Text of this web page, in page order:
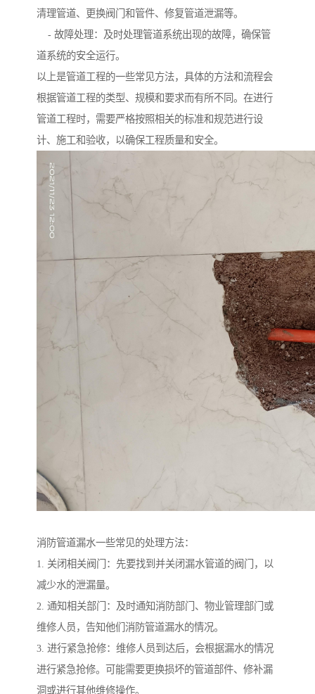
清理管道、更换阀门和管件、修复管道泄漏等。
- 故障处理：及时处理管道系统出现的故障，确保管
道系统的安全运行。
以上是管道工程的一些常见方法，具体的方法和流程会
根据管道工程的类型、规模和要求而有所不同。在进行
管道工程时，需要严格按照相关的标准和规范进行设
计、施工和验收，以确保工程质量和安全。
消防管道漏水一些常见的处理方法：
1. 关闭相关阀门：先要找到并关闭漏水管道的阀门，以
减少水的泄漏量。
2. 通知相关部门：及时通知消防部门、物业管理部门或
维修人员，告知他们消防管道漏水的情况。
3. 进行紧急抢修：维修人员到达后，会根据漏水的情况
进行紧急抢修。可能需要更换损坏的管道部件、修补漏
洞或进行其他维修操作。